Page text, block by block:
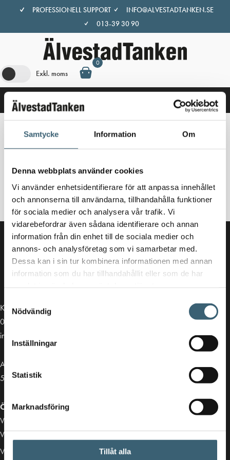
Samtycke Information Om
Denna webbplats använder cookies
Vi använder enhetsidentifierare för att anpassa innehållet
och annonserna till användarna, tillhandahålla funktioner
för sociala medier och analysera vår trafik. Vi
vidarebefordrar även sådana identifierare och annan
information från din enhet till de sociala medier och
annons- och analysföretag som vi samarbetar med.
Dessa kan i sin tur kombinera informationen med annan
information som du har tillhandahållit eller som de har
Nödvändig
Inställningar
Statistik
Marknadsföring
Tillåt alla
innehåll
PROFESSIONELL SUPPORT
INFO@ALVESTADTANKEN.SE
013-39 30 90
Exkl. moms
0
Hem/Butik/ Produkter märkta ”dieseltank 300 liter”
Inga produkter hittades som motsvarar ditt val.
Kontakt
013-39 30 90
info@alvestadtanken.se
Algolgatan 7
583 30 Linköping
Öppettider butik:
Vardagar 07.00 - 16.00
Viktiga länkar
Villkor & integritetspolicy